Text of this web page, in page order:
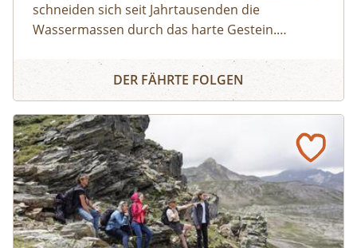
schneiden sich seit Jahrtausenden die
Wassermassen durch das harte Gestein.
Kolke und kleine Wasserfälle entstanden. Der
Klamm folgend geht es weiter bis zum Hintersee
Fauna im hinteren Felbertal. An der Nordseite
des Sees führt der Rundweg auf eine Anhöhe
mit Blick über den Talschluss mit seinen
imposanten Felswänden, in denen sich Gämsen
tummeln. Der Rückweg erfolgt auf derselben
Strecke. zur Detailinformation
Schösswendklamm und Hintersee
DER FÄHRTE FOLGEN